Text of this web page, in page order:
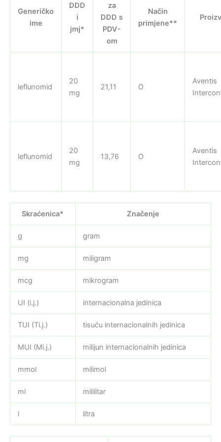
Generičko
ime
DDD
i
jmj*
za
DDD s
PDV-
om
Način
primjene**
leflunomid
20
mg
21,11 O
Aventis
leflunomid
20
mg
13,76 O
Aventis
Skraćenica* Značenje
g gram
mg miligram
mcg mikrogram
UI (i.j.) internacionalna jedinica
TUI (Ti.j.) tisuću internacionalnih jedinica
MUI (Mi.j.) milijun internacionalnih jedinica
mmol milimol
ml mililitar
l litra